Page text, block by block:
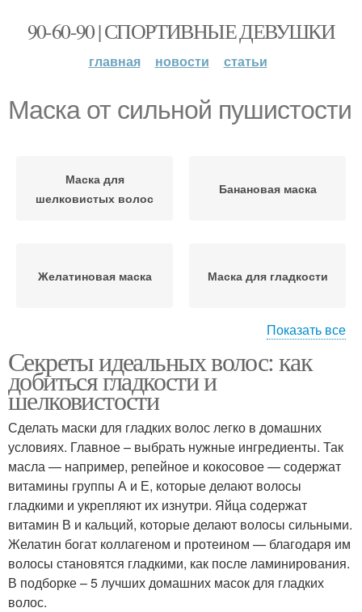
90-60-90 | СПОРТИВНЫЕ ДЕВУШКИ
главная новости статьи
Маска от сильной пушистости
Маска для
шелковистых волос
Банановая маска
Желатиновая маска Маска для гладкости
Маски для волос Народные маски
Маски для блестящих
волос
Показать все
Секреты идеальных волос: как
добиться гладкости и
шелковистости
Сделать маски для гладких волос легко в домашних
условиях. Главное – выбрать нужные ингредиенты. Так
масла — например, репейное и кокосовое — содержат
витамины группы А и Е, которые делают волосы
гладкими и укрепляют их изнутри. Яйца содержат
витамин В и кальций, которые делают волосы сильными.
Желатин богат коллагеном и протеином — благодаря им
волосы становятся гладкими, как после ламинирования.
В подборке – 5 лучших домашних масок для гладких
волос.